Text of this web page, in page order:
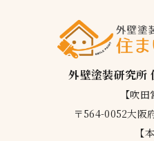
外壁塗装研究所
【吹田
〒564-0052大阪
【